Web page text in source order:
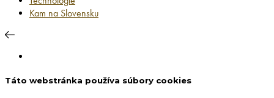
Kam na Slovensku
Táto webstránka používa súbory cookies